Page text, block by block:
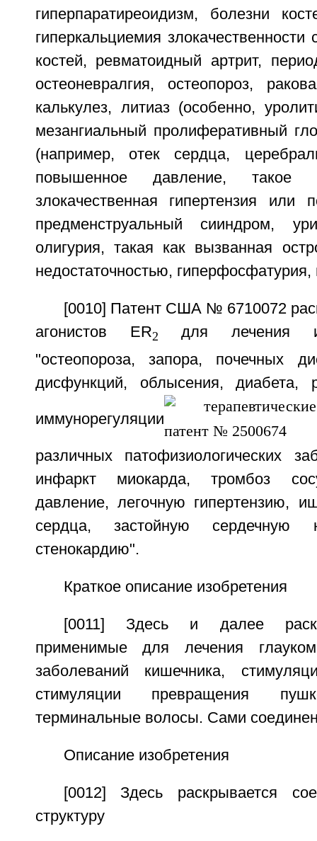
гиперпаратиреоидизм, болезни
гиперкальциемия
костей, ревматоидный артрит,
остеоневралгия, остеопороз,
калькулез, литиаз (особенно,
мезангиальный пролиферативный
(например, отек сердца,
повышенное давление, такое
злокачественная гипертензия или
предменструальный сииндром,
олигурия, такая как вызванная
недостаточностью, гиперфосфатурия,
[0010] Патент США № 6710072
агонистов ER2
для лечения
"остеопороза, запора, почечных
дисфункций, облысения, диабета,
иммунорегуляции
различных патофизиологических
инфаркт миокарда, тромбоз
давление, легочную гипертензию,
сердца, застойную сердечную
стенокардию".
Краткое описание изобретения
[0011] Здесь и далее
применимые для лечения
заболеваний кишечника,
стимуляции превращения
терминальные волосы. Сами
Описание изобретения
[0012] Здесь раскрывается
структуру